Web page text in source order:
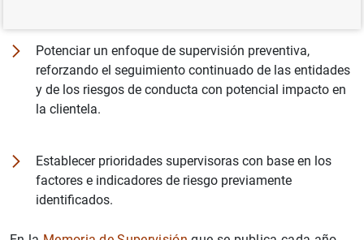
Potenciar un enfoque de supervisión preventiva,
reforzando el seguimiento continuado de las entidades
y de los riesgos de conducta con potencial impacto en
la clientela.
Establecer prioridades supervisoras con base en los
factores e indicadores de riesgo previamente
identificados.